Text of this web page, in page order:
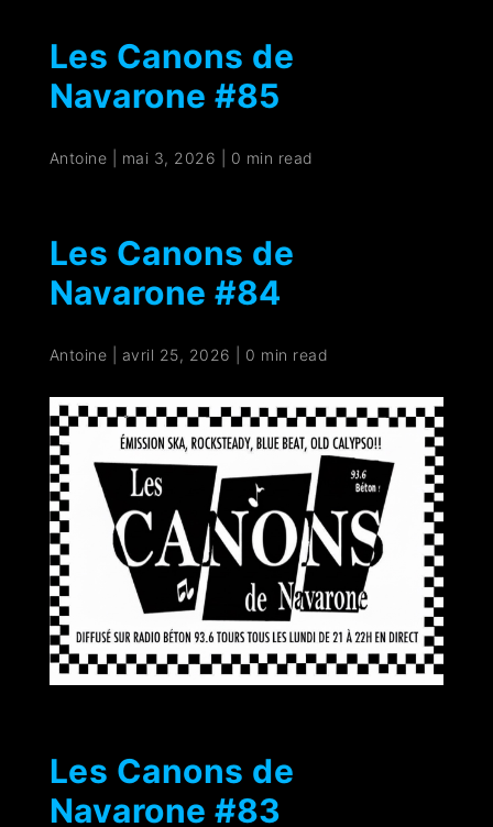
Les Canons de
Navarone #85
Antoine mai 3, 2026 0 min read
Les Canons de
Navarone #84
Antoine avril 25, 2026 0 min read
Les Canons de
Navarone #83